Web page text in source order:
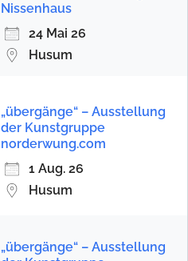
Nissenhaus
24 Mai 26
Husum
„übergänge“ – Ausstellung
der Kunstgruppe
norderwung.com
1 Aug. 26
Husum
„übergänge“ – Ausstellung